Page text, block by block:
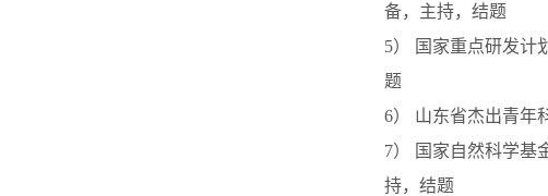
备，主持，结题
5） 国家重点研发计
题
6） 山东省杰出青年
7） 国家自然科学基
持，结题